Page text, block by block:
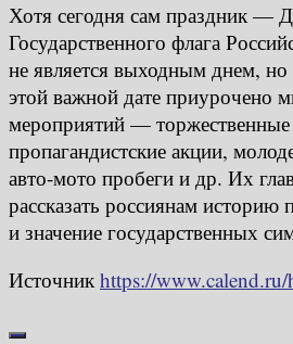
Хотя сегодня сам праздник —
Государственного флага
не является выходным днем,
этой важной дате приурочено
мероприятий —
пропагандистские акции,
авто-мото пробеги и др. Их
рассказать россиянам историю
и значение государственных
Источникhttps://